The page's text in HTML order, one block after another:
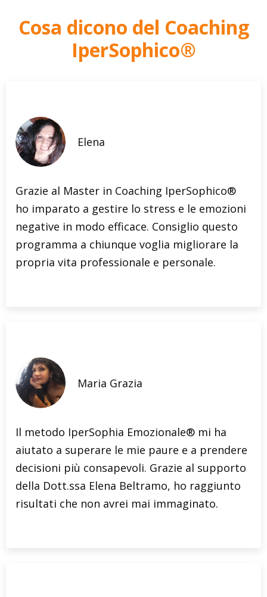
Cosa dicono del Coaching
IperSophico®
Elena
Grazie al Master in Coaching IperSophico®
ho imparato a gestire lo stress e le emozioni
negative in modo efficace. Consiglio questo
programma a chiunque voglia migliorare la
propria vita professionale e personale.
Maria Grazia
Il metodo IperSophia Emozionale® mi ha
aiutato a superare le mie paure e a prendere
decisioni più consapevoli. Grazie al supporto
della Dott.ssa Elena Beltramo, ho raggiunto
risultati che non avrei mai immaginato.